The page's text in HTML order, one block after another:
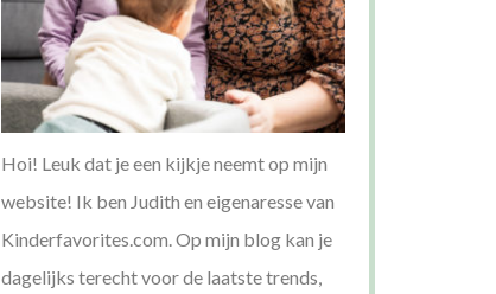
Hoi! Leuk dat je een kijkje neemt op mijn
website! Ik ben Judith en eigenaresse van
Kinderfavorites.com. Op mijn blog kan je
dagelijks terecht voor de laatste trends,